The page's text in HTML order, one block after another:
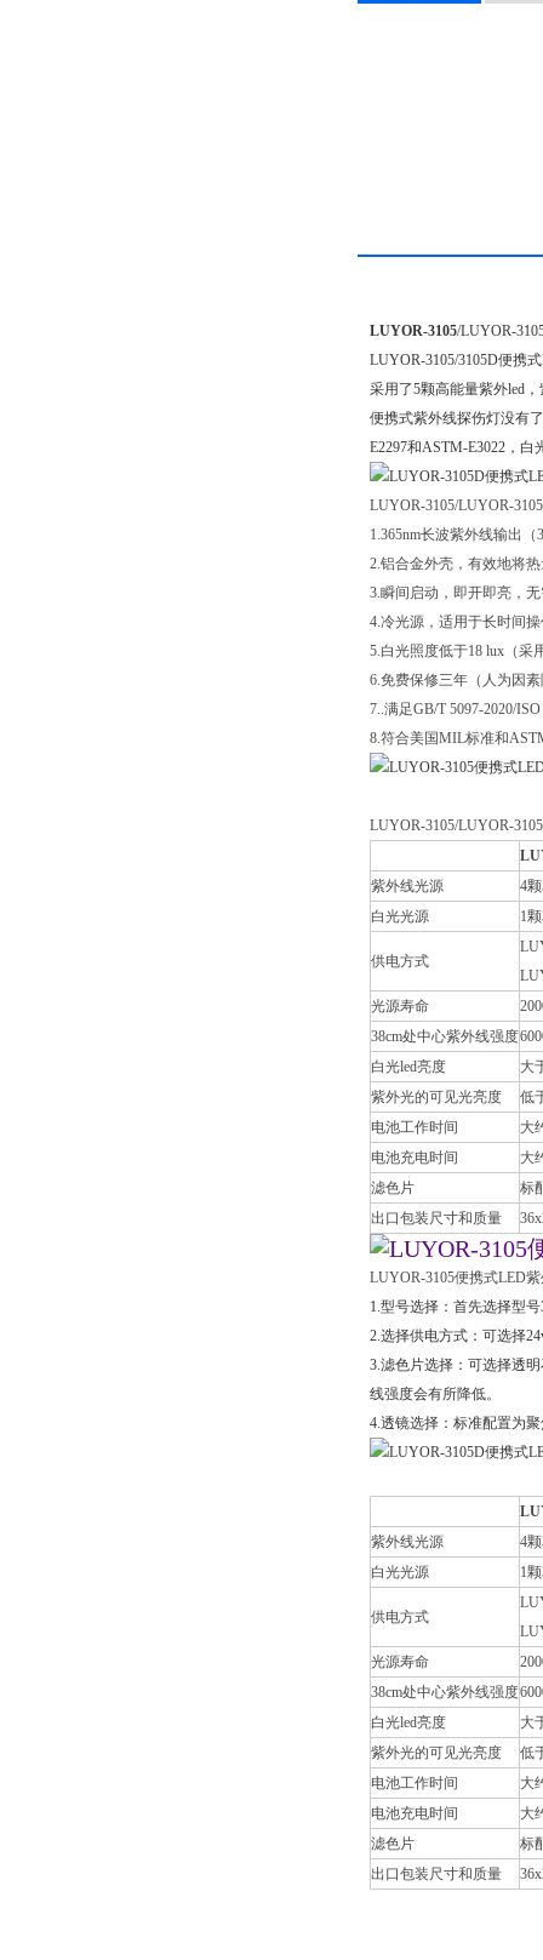
LUYOR-3105/LUYOR-
LUYOR-3105/3105D便携
采用了5颗高能量紫外led
便携式紫外线探伤灯没有
E2297和ASTM-E3022，
LUYOR-3105/LUYOR-
1.365nm长波紫外线输出
2.铝合金外壳，有效地将
3.瞬间启动，即开即亮，
4.冷光源，适用于长时间
5.白光照度低于18 lux（采
6.免费保修三年（人为因
7..满足GB/T 5097-2020/
8.符合美国MIL标准和
LUYOR-3105/LUYOR-
紫外线光源
4
白光光源
1
供电方式
光源寿命
38cm处中心紫外线强度
白光led亮度
大
紫外光的可见光亮度
低
电池工作时间
大
电池充电时间
大
滤色片
标
出口包装尺寸和质量
LUYOR-3105便携式LED
1.型号选择：首先选择型
2.选择供电方式：可选择
3.滤色片选择：可选择透
线强度会有所降低。
4.透镜选择：标准配置为
紫外线光源
4
白光光源
1
供电方式
光源寿命
38cm处中心紫外线强度
白光led亮度
大
紫外光的可见光亮度
低
电池工作时间
大
电池充电时间
大
滤色片
标
出口包装尺寸和质量